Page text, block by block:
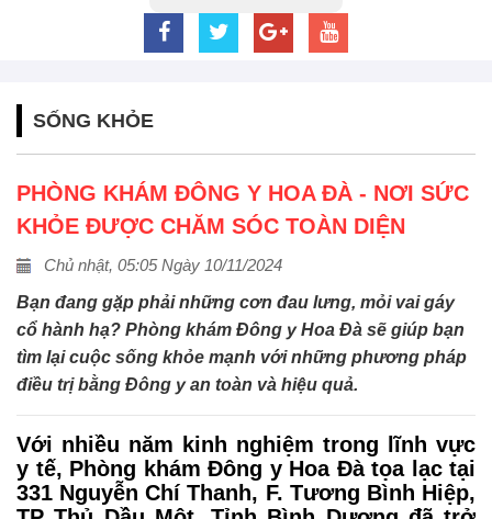
SỐNG KHỎE
PHÒNG KHÁM ĐÔNG Y HOA ĐÀ - NƠI SỨC
KHỎE ĐƯỢC CHĂM SÓC TOÀN DIỆN
Chủ nhật, 05:05 Ngày 10/11/2024
Bạn đang gặp phải những cơn đau lưng, mỏi vai gáy
cổ hành hạ? Phòng khám Đông y Hoa Đà sẽ giúp bạn
tìm lại cuộc sống khỏe mạnh với những phương pháp
điều trị bằng Đông y an toàn và hiệu quả.
Với nhiều năm kinh nghiệm trong lĩnh vực
y tế, Phòng khám Đông y Hoa Đà tọa lạc tại
331 Nguyễn Chí Thanh, F. Tương Bình Hiệp,